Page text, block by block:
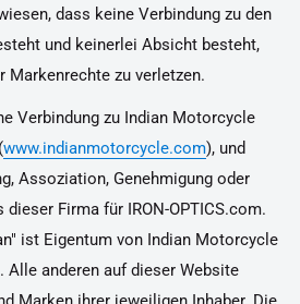
dass keine Verbindung zu den
und keinerlei Absicht besteht,
Markenrechte zu verletzen.
Verbindung zu Indian Motorcycle
www.indianmotorcycle.com), und
Assoziation, Genehmigung oder
Firma für IRON-OPTICS.com.
ist Eigentum von Indian Motorcycle
Alle anderen auf dieser Website